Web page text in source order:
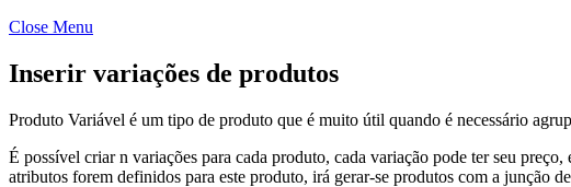
Close Menu
Inserir variações de produtos
Produto Variável é um tipo de produto que é muito útil quando é necessário
É possível criar n variações para cada produto, cada variação pode ter seu
atributos forem definidos para este produto, irá gerar-se produtos com a junção